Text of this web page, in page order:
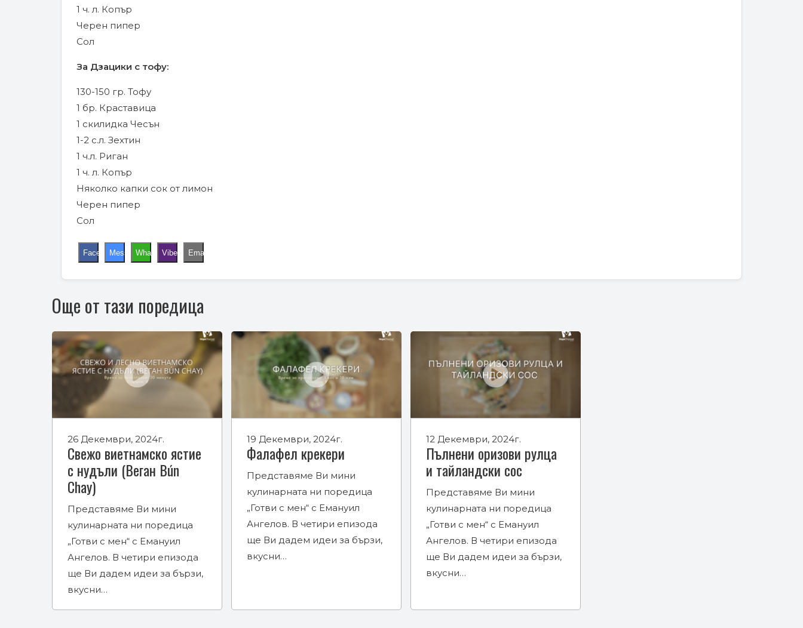
1 ч. л. Копър
Черен пипер
Сол
За Дзацики с тофу:
130-150 гр. Тофу
1 бр. Краставица
1 скилидка Чесън
1-2 с.л. Зехтин
1 ч.л. Риган
1 ч. л. Копър
Няколко капки сок от лимон
Черен пипер
Сол
FacebookMessengerWhatsApp
Viber Email
Още от тази поредица
26 Декември, 2024г.
Свежо виетнамско ястие
с нудъли (Веган Bún
Chay)
Представяме Ви мини
кулинарната ни поредица
„Готви с мен“ с Емануил
Ангелов. В четири епизода
ще Ви дадем идеи за бързи,
вкусни…
19 Декември, 2024г.
Фалафел крекери
Представяме Ви мини
кулинарната ни поредица
„Готви с мен“ с Емануил
Ангелов. В четири епизода
ще Ви дадем идеи за бързи,
вкусни…
12 Декември, 2024г.
Пълнени оризови рулца
и тайландски сос
Представяме Ви мини
кулинарната ни поредица
„Готви с мен“ с Емануил
Ангелов. В четири епизода
ще Ви дадем идеи за бързи,
вкусни…